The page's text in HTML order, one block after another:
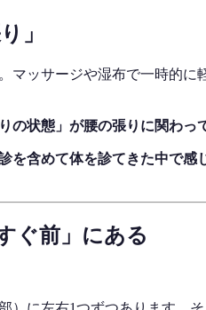
」
マッサージや湿布で一時的
の状態」が腰の張りに関わっ
を含めて体を診てきた中で感
ぐ前」にある